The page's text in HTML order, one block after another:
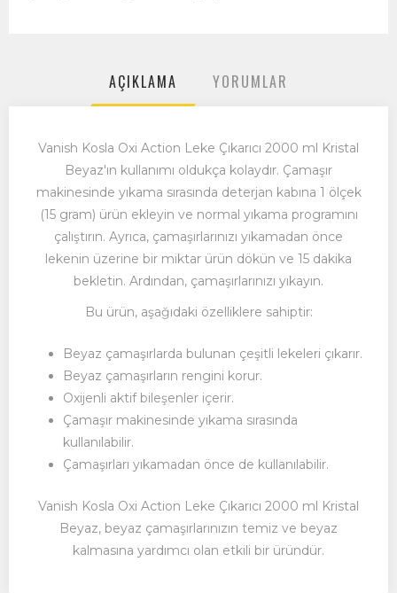
AÇIKLAMA YORUMLAR
Vanish Kosla Oxi Action Leke Çıkarıcı 2000 ml Kristal
Beyaz'ın kullanımı oldukça kolaydır. Çamaşır
makinesinde yıkama sırasında deterjan kabına 1 ölçek
(15 gram) ürün ekleyin ve normal yıkama programını
çalıştırın. Ayrıca, çamaşırlarınızı yıkamadan önce
lekenin üzerine bir miktar ürün dökün ve 15 dakika
bekletin. Ardından, çamaşırlarınızı yıkayın.
Bu ürün,aşağıdaki özelliklere sahiptir:
Beyaz çamaşırlarda bulunan çeşitli lekeleri çıkarır.
Beyaz çamaşırların rengini korur.
Oxijenli aktif bileşenler içerir.
Çamaşır makinesinde yıkama sırasında
kullanılabilir.
Çamaşırları yıkamadan önce de kullanılabilir.
Vanish Kosla Oxi Action Leke Çıkarıcı 2000 ml Kristal
Beyaz, beyaz çamaşırlarınızın temiz ve beyaz
kalmasına yardımcı olan etkili bir üründür.